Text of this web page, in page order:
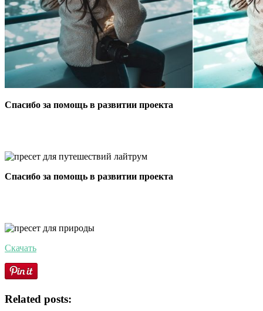
Спасибо за помощь в развитии проекта
Спасибо за помощь в развитии проекта
Скачать
Related posts: